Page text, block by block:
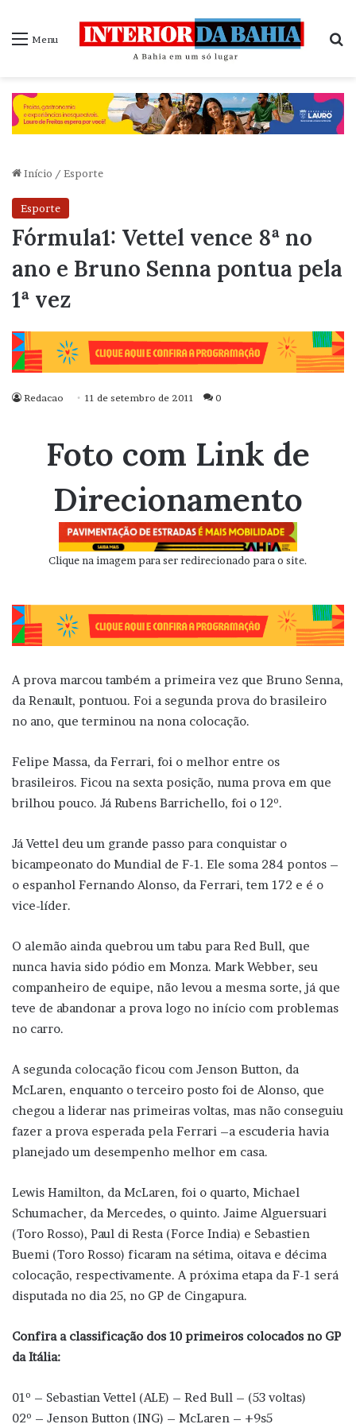
Menu
Início / Esporte
Esporte
Fórmula1: Vettel vence 8ª no
ano e Bruno Senna pontua pela
1ª vez
Redacao 11 de setembro de 2011 0
Foto com Link de
Direcionamento
Clique na imagem para ser redirecionado para o site.
A prova marcou também a primeira vez que Bruno Senna,
da Renault, pontuou. Foi a segunda prova do brasileiro
no ano, que terminou na nona colocação.
Felipe Massa, da Ferrari, foi o melhor entre os
brasileiros. Ficou na sexta posição, numa prova em que
brilhou pouco. Já Rubens Barrichello, foi o 12º.
Já Vettel deu um grande passo para conquistar o
bicampeonato do Mundial de F-1. Ele soma 284 pontos –
o espanhol Fernando Alonso, da Ferrari, tem 172 e é o
vice-líder.
O alemão ainda quebrou um tabu para Red Bull, que
nunca havia sido pódio em Monza. Mark Webber, seu
companheiro de equipe, não levou a mesma sorte, já que
teve de abandonar a prova logo no início com problemas
no carro.
A segunda colocação ficou com Jenson Button, da
McLaren, enquanto o terceiro posto foi de Alonso, que
chegou a liderar nas primeiras voltas, mas não conseguiu
fazer a prova esperada pela Ferrari –a escuderia havia
planejado um desempenho melhor em casa.
Lewis Hamilton, da McLaren, foi o quarto, Michael
Schumacher, da Mercedes, o quinto. Jaime Alguersuari
(Toro Rosso), Paul di Resta (Force India) e Sebastien
Buemi (Toro Rosso) ficaram na sétima, oitava e décima
colocação, respectivamente. A próxima etapa da F-1 será
disputada no dia 25, no GP de Cingapura.
Confira a classificação dos 10 primeiros colocados no GP
da Itália:
01º – Sebastian Vettel (ALE) – Red Bull – (53 voltas)
02º – Jenson Button (ING) – McLaren – +9s5